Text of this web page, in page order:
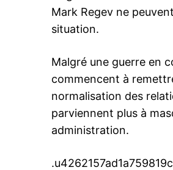
Mark Regev ne
situation.
Malgré une guerre en
commencent à
normalisation des
parviennent plus à
administration.